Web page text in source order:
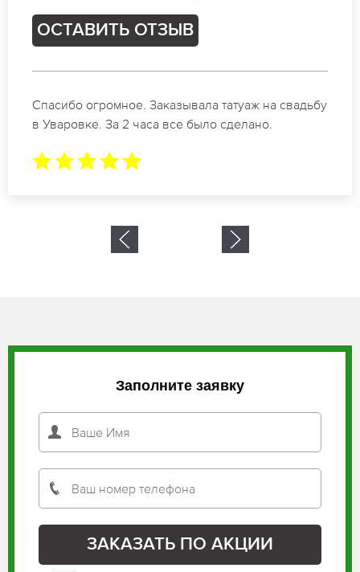
ОСТАВИТЬ ОТЗЫВ
Отличные специалисты своего дела по
коррекции бровей в Уваровке. Замечательный
Заполните заявку